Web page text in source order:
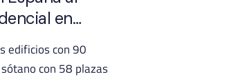
en…
edificios con 90
con 58 plazas